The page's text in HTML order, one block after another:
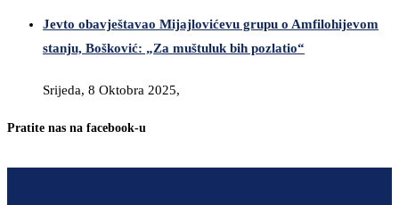
Jevto obavještavao Mijajlovićevu grupu o Amfilohijevom
stanju, Bošković: „Za muštuluk bih pozlatio“
Srijeda, 8 Oktobra 2025,
Pratite nas na facebook-u